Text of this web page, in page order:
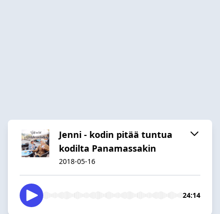
Jenni - kodin pitää tuntua
kodilta Panamassakin
2018-05-16
24:14